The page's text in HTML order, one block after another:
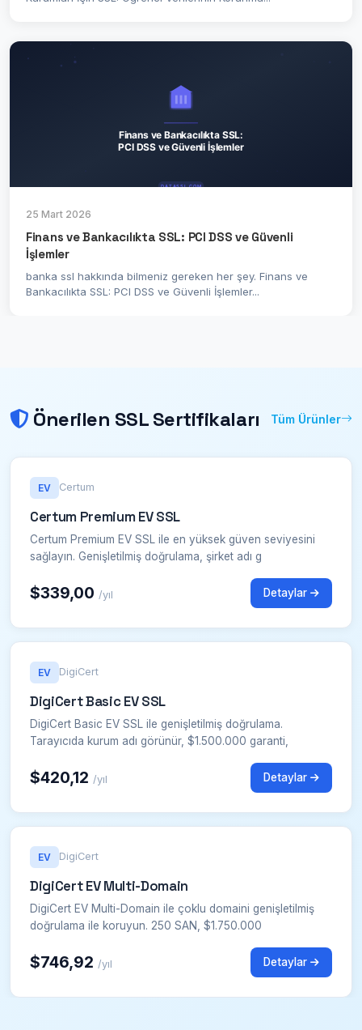
25 Mart 2026
Finans ve Bankacılıkta SSL: PCI DSS ve Güvenli
İşlemler
banka ssl hakkında bilmeniz gereken her şey. Finans ve
Bankacılıkta SSL: PCI DSS ve Güvenli İşlemler...
Önerilen SSL Sertifikaları Tüm Ürünler
EV Certum
Certum Premium EV SSL
Certum Premium EV SSL ile en yüksek güven seviyesini
sağlayın. Genişletilmiş doğrulama, şirket adı g
$339,00 /yıl Detaylar
EV DigiCert
DigiCert Basic EV SSL
DigiCert Basic EV SSL ile genişletilmiş doğrulama.
Tarayıcıda kurum adı görünür, $1.500.000 garanti,
$420,12 /yıl Detaylar
EV DigiCert
DigiCert EV Multi-Domain
DigiCert EV Multi-Domain ile çoklu domaini genişletilmiş
doğrulama ile koruyun. 250 SAN, $1.750.000
$746,92 /yıl Detaylar